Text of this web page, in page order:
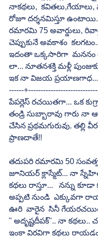
నాకథలు,  కవితలు,గేయాలు,
రోజూ దర్శనమిస్తూ
రమారమి 75 అవార్డులు,
చెప్పుకునే అవకాశం
ఇదంతా ఒక్కసారిగా  మననం
లా... నూతనశక్తి మళ్లీ
ఇక నా విజయ
------
పేపర్లెస్ రచయితగా... ఒక
తండ్రి సుబ్బారావు గారు నా
చేసిన ప్రథమగురువు. తల్లి
ప్రాణదాతే!!
తదుపరి రమారమి 50
జూనియర్ క్లాస్మేట్... నా
కథలు రాస్తూ...   నన్ను
అప్పటి నుండి  ఎక్కువగా
ఊరి  వారైన  సినీ
" అదృష్టదీపక్".. నా కథలు..
ఇంకా విరవిగా కథలు